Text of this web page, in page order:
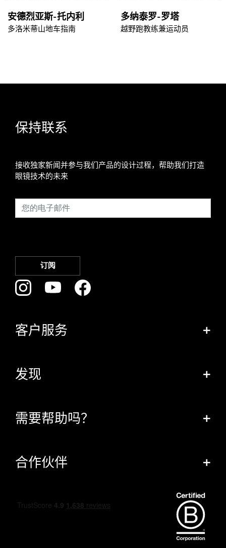
安德烈亚斯-托内利
多洛米蒂山地车指南
多纳泰罗-罗塔
越野跑教练兼运动员
保持联系
接收独家新闻并参与我们产品的设计过程，帮助我们打造
眼镜技术的未来
客户服务 +
发现 +
需要帮助吗？ +
合作伙伴 +